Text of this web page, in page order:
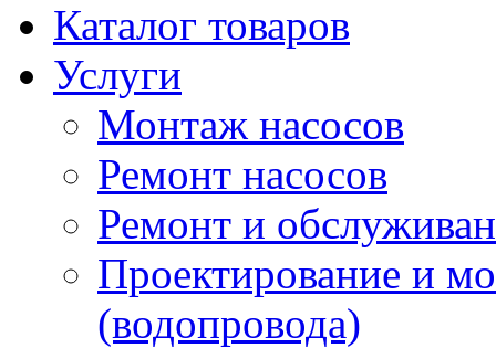
Каталог товаров
Услуги
Монтаж насосов
Ремонт насосов
Ремонт и
Проектирование и
(водопровода)